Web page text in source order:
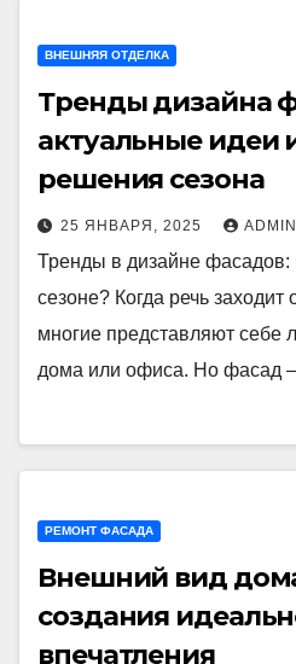
ВНЕШНЯЯ ОТДЕЛКА
Тренды дизайна
актуальные идеи
решения сезона
25 ЯНВАРЯ, 2025 ADMIN
Тренды в дизайне фасадов:
сезоне? Когда речь
многие представляют себе
дома или офиса. Но фасад
РЕМОНТ ФАСАДА
Внешний вид
создания
впечатления